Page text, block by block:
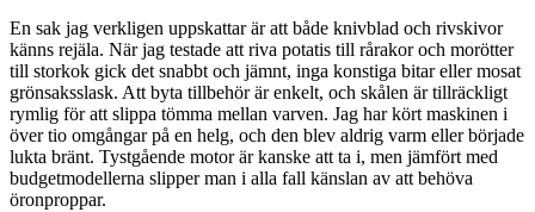
En sak jag verkligen uppskattar är att både knivblad och rivskivor
känns rejäla. När jag testade att riva potatis till rårakor och morötter
till storkok gick det snabbt och jämnt, inga konstiga bitar eller mosat
grönsaksslask. Att byta tillbehör är enkelt, och skålen är tillräckligt
rymlig för att slippa tömma mellan varven. Jag har kört maskinen i
över tio omgångar på en helg, och den blev aldrig varm eller började
lukta bränt. Tystgående motor är kanske att ta i, men jämfört med
budgetmodellerna slipper man i alla fall känslan av att behöva
öronproppar.